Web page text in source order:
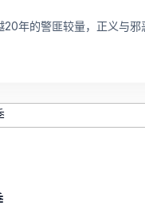
年的警匪较量，正义与邪